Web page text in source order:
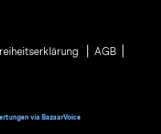
AGB
via BazaarVoice